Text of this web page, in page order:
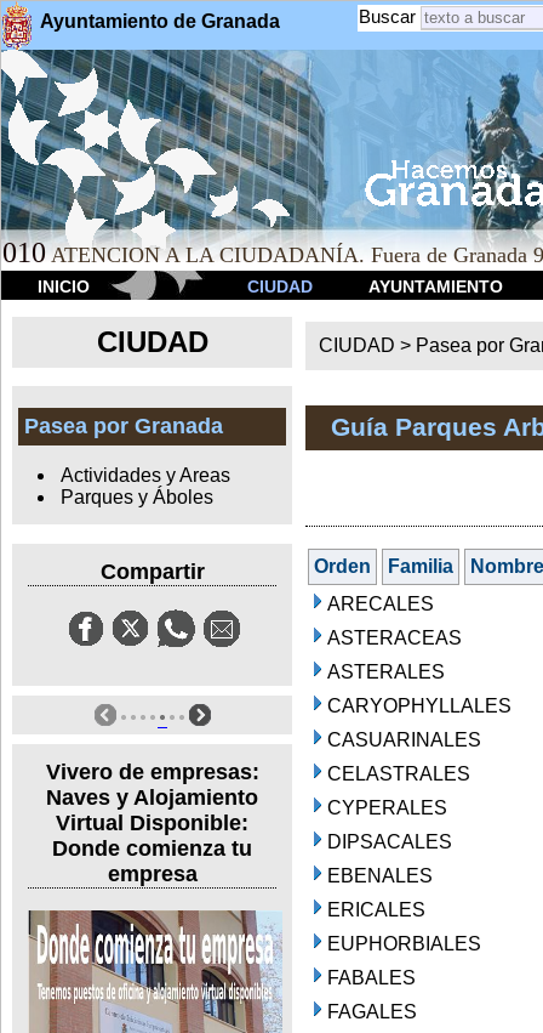
Ayuntamiento de Granada Buscar
010 ATENCION A LA CIUDADANÍA. Fuera de Granada
INICIO CIUDAD AYUNTAMIENTO
CIUDAD
Pasea por Granada
Actividades y Areas
Parques y Áboles
Compartir
Vivero de empresas:
Naves y Alojamiento
Virtual Disponible:
Donde comienza tu
empresa
CIUDAD > Pasea por
Guía Parques
Orden Familia
Nombre
ARECALES
ASTERACEAS
ASTERALES
CARYOPHYLLALES
CASUARINALES
CELASTRALES
CYPERALES
DIPSACALES
EBENALES
ERICALES
EUPHORBIALES
FABALES
FAGALES